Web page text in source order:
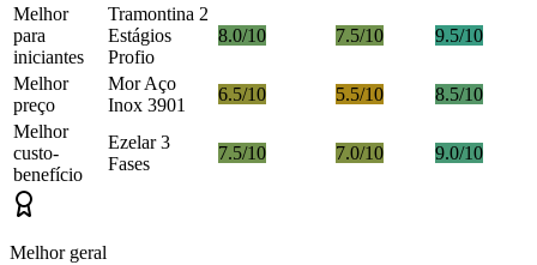
Melhor
para
iniciantes
Tramontina 2
Estágios
Profio
8.0/10 7.5/10 9.5/10
Melhor
preço
Mor Aço
Inox 3901
6.5/10 5.5/10
8.5/10
Melhor
custo-
benefício
Ezelar 3
Fases
7.5/10 7.0/10 9.0/10
Melhor geral